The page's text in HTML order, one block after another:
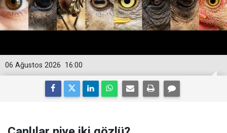
16:00
06 Ağustos 2026